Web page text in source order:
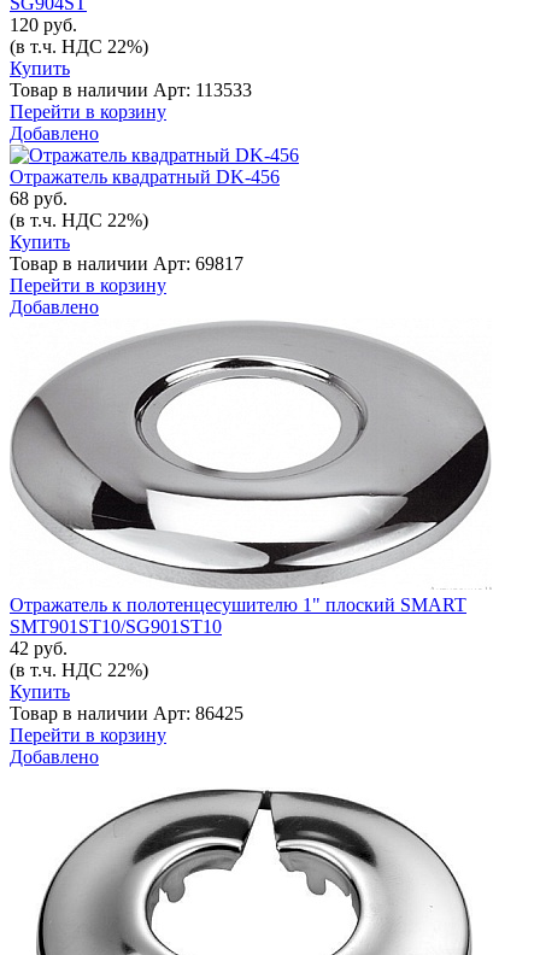
120 руб.
(в т.ч. НДС 22%)
Купить
Товар в наличии Арт: 113533
Перейти в корзину
Добавлено
Отражатель квадратный DK-456
68 руб.
(в т.ч. НДС 22%)
Купить
Товар в наличии Арт: 69817
Перейти в корзину
Добавлено
Отражатель к полотенцесушителю 1" плоский SMART
SMT901ST10/SG901ST10
42 руб.
(в т.ч. НДС 22%)
Купить
Товар в наличии Арт: 86425
Перейти в корзину
Добавлено